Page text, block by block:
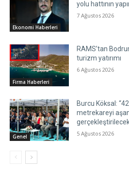
Ekonomi Haberleri
yolu hattının
7 Ağustos 2026
Firma Haberleri
RAMS’tan
turizm yatırımı
6 Ağustos 2026
Genel
Burcu Köksal:
metrekareyi
5 Ağustos 2026